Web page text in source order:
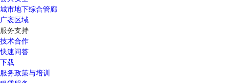
城市地下综合管廊
广袤区域
服务支持
技术合作
快速问答
下载
服务政策与培训